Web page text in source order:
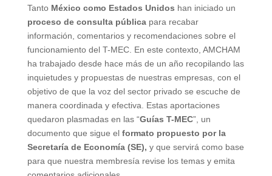
Tanto México como Estados Unidos han iniciado un
proceso de consulta públicapara recabar
información, comentarios y recomendaciones sobre el
funcionamiento del T-MEC. En este contexto, AMCHAM
ha trabajado desde hace más de un año recopilando las
inquietudes y propuestas de nuestras empresas, con el
objetivo de que la voz del sector privado se escuche de
manera coordinada y efectiva. Estas aportaciones
quedaron plasmadas en las “Guías T-MEC”, un
documento que sigue el formato propuesto por la
Secretaría de Economía (SE), y que servirá como base
para que nuestra membresía revise los temas y emita